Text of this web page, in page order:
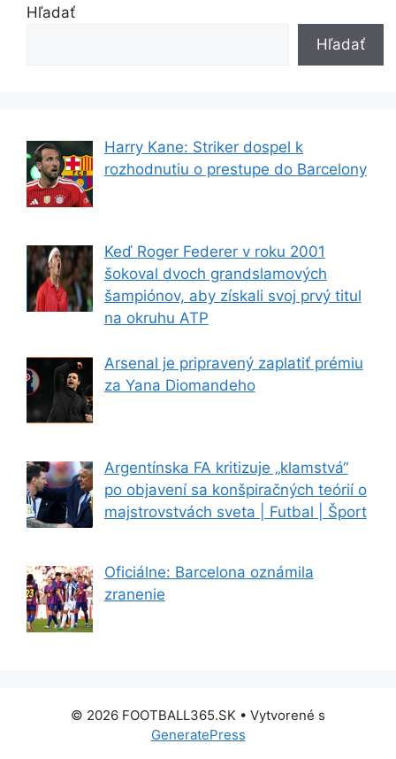
Hľadať
Hľadať
Harry Kane: Striker dospel k
rozhodnutiu o prestupe do Barcelony
Keď Roger Federer v roku 2001
šokoval dvoch grandslamových
šampiónov, aby získali svoj prvý titul
na okruhu ATP
Arsenal je pripravený zaplatiť prémiu
za Yana Diomandeho
Argentínska FA kritizuje „klamstvá“
po objavení sa konšpiračných teórií o
majstrovstvách sveta | Futbal | Šport
Oficiálne: Barcelona oznámila
zranenie
© 2026 FOOTBALL365.SK • Vytvorené s
GeneratePress